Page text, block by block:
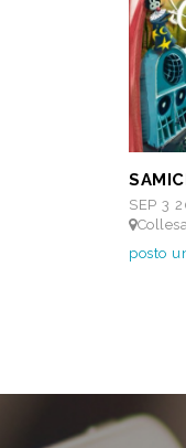
SEP 3
Collesalvetti
posto